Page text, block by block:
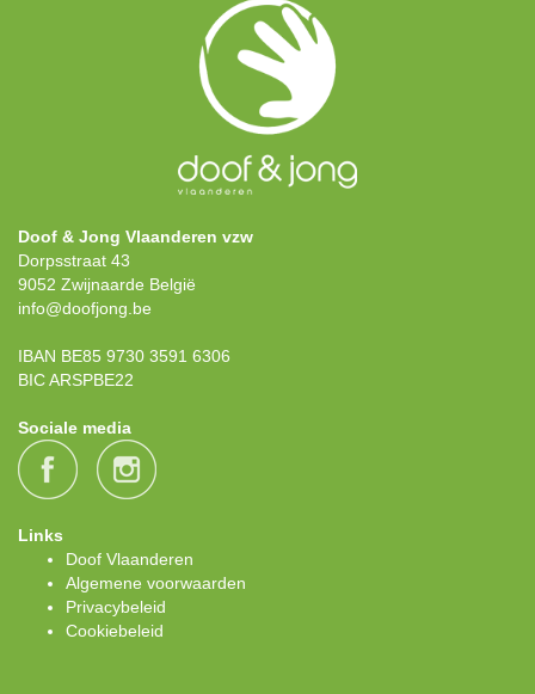
Doof & Jong Vlaanderen vzw
Dorpsstraat 43
9052 Zwijnaarde België
info@doofjong.be
IBAN BE85 9730 3591 6306
BIC ARSPBE22
Sociale media
Links
Doof Vlaanderen
Algemene voorwaarden
Privacybeleid
Cookiebeleid